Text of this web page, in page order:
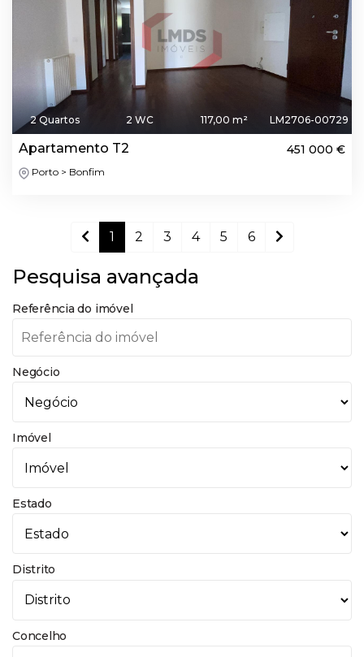
2 Quartos 2 WC 117,00 m² LM2706-00729
Apartamento T2 451 000 €
Porto > Bonfim
1 2 3 4 5 6
Pesquisa avançada
Referência do imóvel
Negócio
Imóvel
Estado
Distrito
Concelho